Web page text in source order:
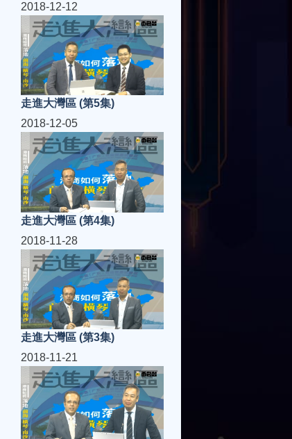
2018-12-12
走進大灣區 (第5集)
2018-12-05
走進大灣區 (第4集)
2018-11-28
走進大灣區 (第3集)
2018-11-21